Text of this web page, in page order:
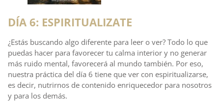
DÍA 6: ESPIRITUALIZATE
¿Estás buscando algo diferente para leer o ver? Todo lo que
puedas hacer para favorecer tu calma interior y no generar
más ruido mental, favorecerá al mundo también. Por eso,
nuestra práctica del día 6 tiene que ver con espiritualizarse,
es decir, nutrirnos de contenido enriquecedor para nosotros
y para los demás.